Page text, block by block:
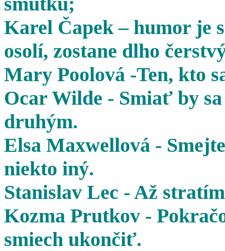
Karel Čapek – humor je
osolí, zostane dlho
Mary Poolová -Ten, kto
Ocar Wilde - Smiať by
druhým.
Elsa Maxwellová -
niekto iný.
Stanislav Lec - Až
Kozma Prutkov -
smiech ukončiť.